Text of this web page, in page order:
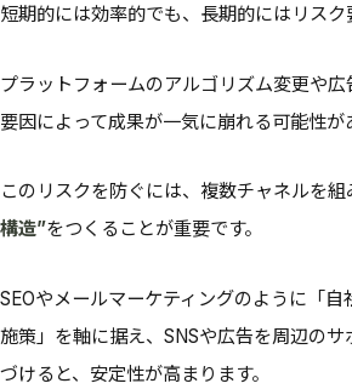
短期的には効率的でも、長期的にはリスク
プラットフォームのアルゴリズム変更や
要因によって成果が一気に崩れる可能性が
このリスクを防ぐには、複数チャネルを組
構造”をつくることが重要です。
SEOやメールマーケティングのように「
施策」を軸に据え、SNSや広告を周辺の
づけると、安定性が高まります。